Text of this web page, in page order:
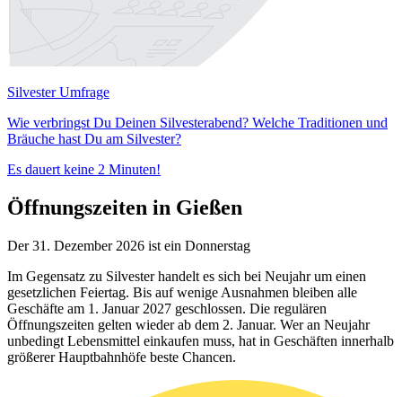
Silvester Umfrage
Wie verbringst Du Deinen Silvesterabend? Welche Traditionen und
Bräuche hast Du am Silvester?
Es dauert keine 2 Minuten!
Öffnungszeiten in Gießen
Der 31. Dezember 2026 ist ein Donnerstag
Im Gegensatz zu Silvester handelt es sich bei Neujahr um einen
gesetzlichen Feiertag. Bis auf wenige Ausnahmen bleiben alle
Geschäfte am 1. Januar 2027 geschlossen. Die regulären
Öffnungszeiten gelten wieder ab dem 2. Januar. Wer an Neujahr
unbedingt Lebensmittel einkaufen muss, hat in Geschäften innerhalb
größerer Hauptbahnhöfe beste Chancen.